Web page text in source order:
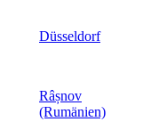
Düsseldorf
Râșnov
(Rumänien)